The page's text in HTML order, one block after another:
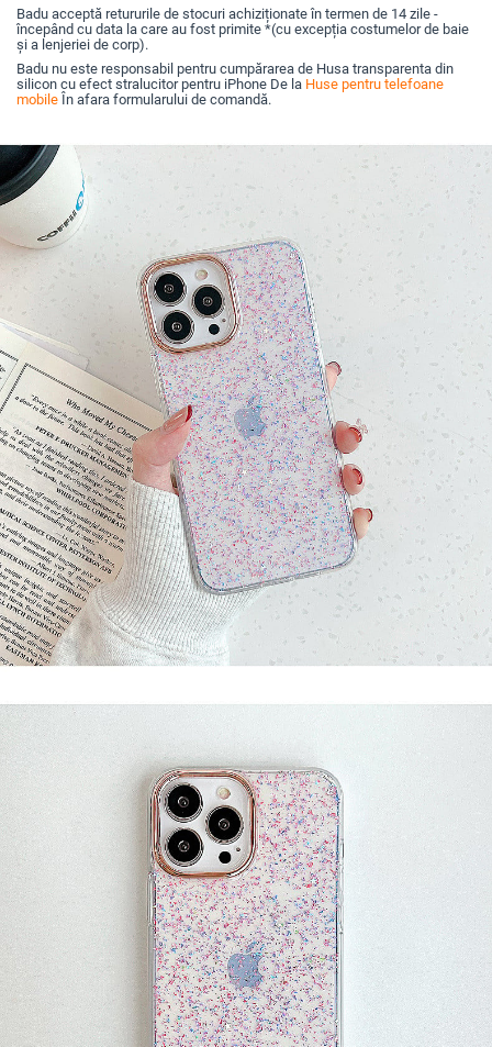
Badu acceptă retururile de stocuri achiziționate în termen de 14 zile -
începând cu data la care au fost primite *(cu excepția costumelor de baie
și a lenjeriei de corp).
Badu nu este responsabil pentru cumpărarea de Husa transparenta din
silicon cu efect stralucitor pentru iPhone De la Huse pentru telefoane
mobile În afara formularului de comandă.